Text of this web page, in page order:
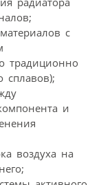
с
традиционно
сплавов);
и
воздуха на